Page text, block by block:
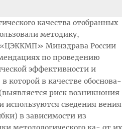
качества отобранных
методику,
Минздрава России
по проведению
эффективности и
в которой в качестве обоснова-
риск возникнония
используются сведения вения
в зависимости из